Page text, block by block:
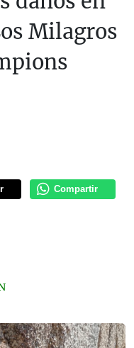
Milagros
Compartir